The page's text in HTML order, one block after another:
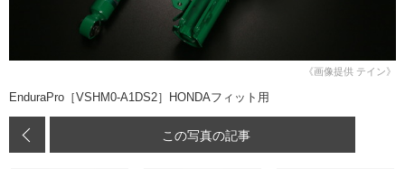
《画像提供 テイン》
EnduraPro［VSHM0-A1DS2］HONDAフィット用
この写真の記事